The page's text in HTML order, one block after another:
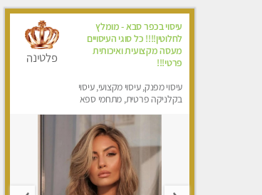
עיסוי בכפר סבא - מומלץ
לחלוטין!!!! כל סוגי העיסויים
מעסה מקצועית ואיכותית
פרטי!!!
עיסוי מפנק, עיסוי מקצועי, עיסוי
בקלניקה פרטית, מתחמי ספא
פלטינה